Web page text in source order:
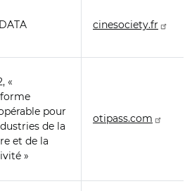
cinesociety.fr
«
pour
de la
et de la
»
otipass.com